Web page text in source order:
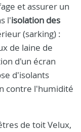
et assurer un
l'isolation des
(sarking) :
de laine de
d'un écran
d'isolants
contre l'humidité
de toit Velux,